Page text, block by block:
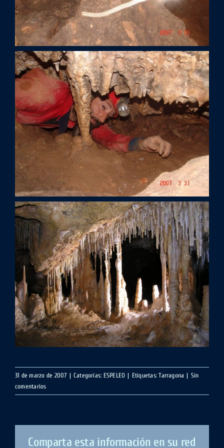
31 de marzo de 2007 | Categorías: ESPELEO | Etiquetas:Tarragona | Sin
comentarios
Comparta esta información en su red